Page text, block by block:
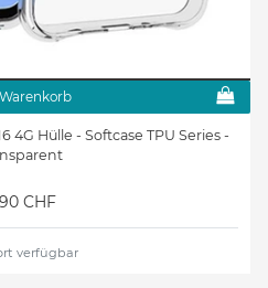
4G Hülle - Softcase TPU Series -
CHF
verfügbar